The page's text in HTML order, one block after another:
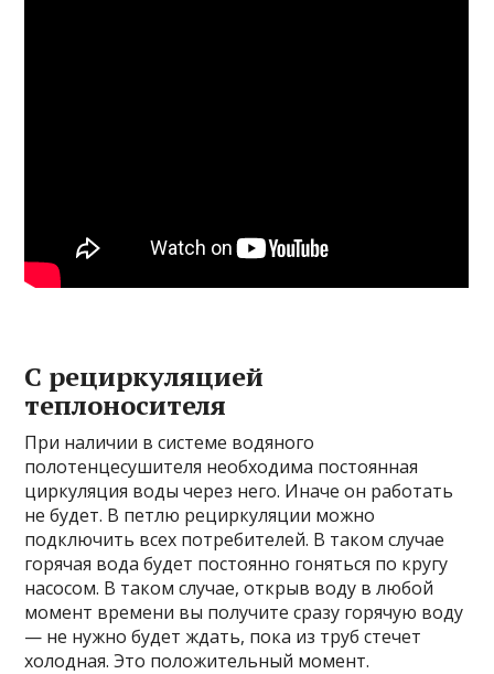
С рециркуляцией
теплоносителя
При наличии в системе водяного
полотенцесушителя необходима постоянная
циркуляция воды через него. Иначе он работать
не будет. В петлю рециркуляции можно
подключить всех потребителей. В таком случае
горячая вода будет постоянно гоняться по кругу
насосом. В таком случае, открыв воду в любой
момент времени вы получите сразу горячую воду
— не нужно будет ждать, пока из труб стечет
холодная. Это положительный момент.